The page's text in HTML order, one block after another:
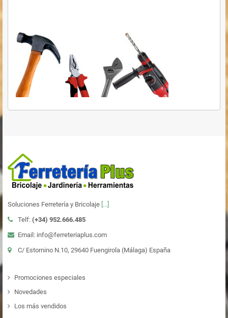
Soluciones Ferretería y Bricolaje [...]
Telf: (+34) 952.666.485
Email: info@ferreteriaplus.com
C/ Estornino N.10, 29640 Fuengirola (Málaga) España
Promociones especiales
Novedades
Los más vendidos